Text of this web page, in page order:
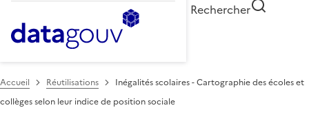
Rechercher
Accueil Réutilisations
Inégalités scolaires - Cartographie des écoles et
collèges selon leur indice de position sociale